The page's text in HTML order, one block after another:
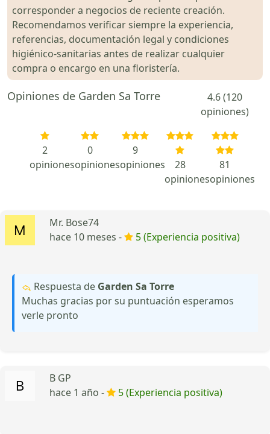
corresponder a negocios de reciente creación.
Recomendamos verificar siempre la experiencia,
referencias, documentación legal y condiciones
higiénico-sanitarias antes de realizar cualquier
compra o encargo en una floristería.
Opiniones de Garden Sa Torre
4.6 (120
opiniones)
2
opiniones
0
opiniones
9
opiniones
28
opiniones
81
opiniones
Mr. Bose74
hace 10 meses -
5 (Experiencia positiva)
Respuesta de Garden Sa Torre
Muchas gracias por su puntuación esperamos
verle pronto
B GP
hace 1 año -
5 (Experiencia positiva)